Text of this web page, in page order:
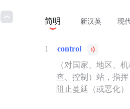
简明 新汉英 现
1
control
（对国家、地区、
查、控制）站，指
阻止蔓延（或恶化